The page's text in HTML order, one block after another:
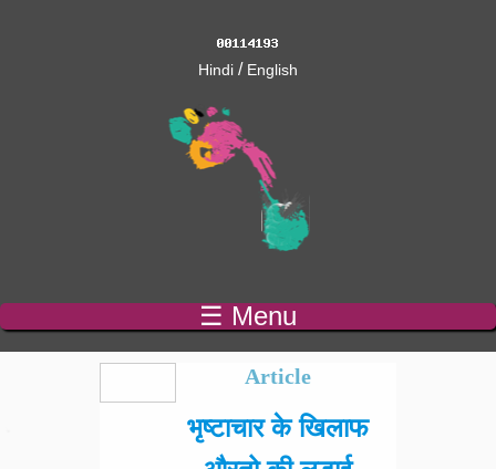
Hindi / English
☰ Menu
Article
भृष्टाचार के खिलाफ
Pages